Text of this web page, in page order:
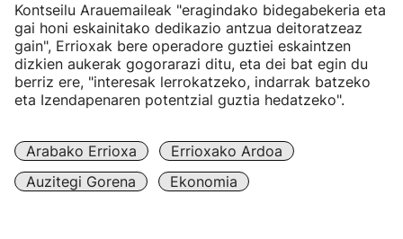
Kontseilu Arauemaileak "eragindako bidegabekeria eta
gai honi eskainitako dedikazio antzua deitoratzeaz
gain", Errioxak bere operadore guztiei eskaintzen
dizkien aukerak gogorarazi ditu, eta dei bat egin du
berriz ere, "interesak lerrokatzeko, indarrak batzeko
eta Izendapenaren potentzial guztia hedatzeko".
Arabako Errioxa
Errioxako Ardoa
Auzitegi Gorena
Ekonomia